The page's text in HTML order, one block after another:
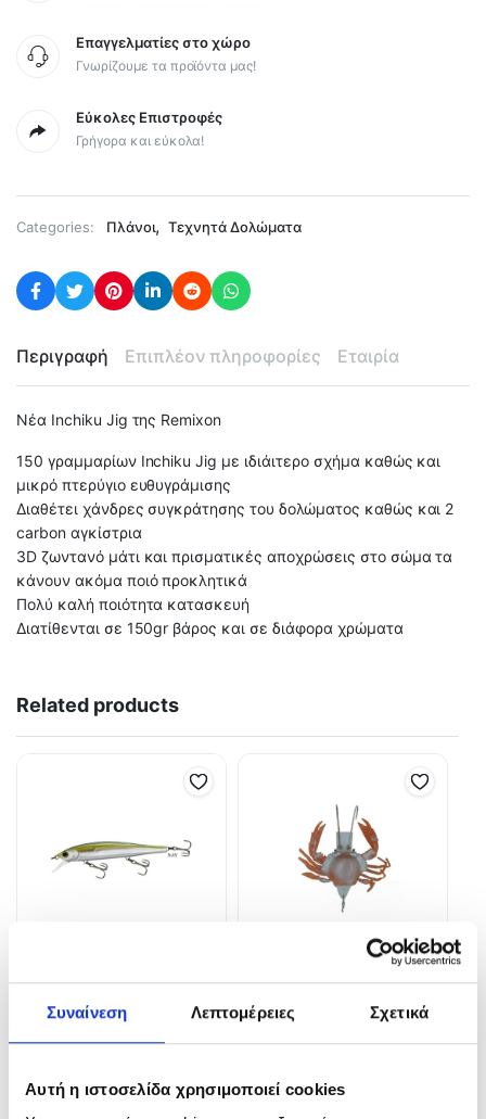
Συναίνεση Λεπτομέρειες Σχετικά
Αυτή η ιστοσελίδα χρησιμοποιεί cookies
Επαγγελματίες στο χώρο
Γνωρίζουμε τα προϊόντα μας!
Εύκολες Επιστροφές
Γρήγορα και εύκολα!
Categories: Πλάνοι, Τεχνητά Δολώματα
Περιγραφή Επιπλέον πληροφορίες Εταιρία
Νέα Inchiku Jig της Remixon
150 γραμμαρίων Inchiku Jig με ιδιάιτερο σχήμα καθώς και
μικρό πτερύγιο ευθυγράμισης
Διαθέτει χάνδρες συγκράτησης του δολώματος καθώς και 2
carbon αγκίστρια
3D ζωντανό μάτι και πρισματικές αποχρώσεις στο σώμα τα
κάνουν ακόμα ποιό προκλητικά
Πολύ καλή ποιότητα κατασκευή
Διατίθενται σε 150gr βάρος και σε διάφορα χρώματα
Related products
Jerkbait 110™ Suspending
12,00€
In Stock
5,50€
Επιλογή